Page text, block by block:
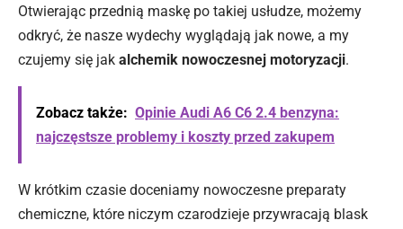
Otwierając przednią maskę po takiej usłudze, możemy
odkryć, że nasze wydechy wyglądają jak nowe, a my
czujemy się jak alchemik nowoczesnej motoryzacji.
Zobacz także: Opinie Audi A6 C6 2.4 benzyna:
najczęstsze problemy i koszty przed zakupem
W krótkim czasie doceniamy nowoczesne preparaty
chemiczne, które niczym czarodzieje przywracają blask